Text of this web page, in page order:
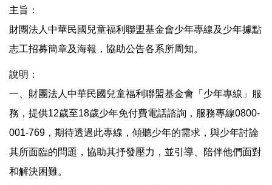
常見問題
主旨：
財團法人中華民國兒童福利聯盟基金會少年專線及少年據點
志工招募簡章及海報，協助公告各系所周知。
說明：
一、財團法人中華民國兒童福利聯盟基金會「少年專線」服
務，提供12歲至18歲少年免付費電話諮詢，服務專線0800-
001-769，期待透過此專線，傾聽少年的需求，與少年討論
其所面臨的問題，協助其抒發壓力，並引導、陪伴他們面對
和解決困難。